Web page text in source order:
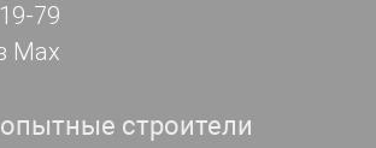
79
Max
строители